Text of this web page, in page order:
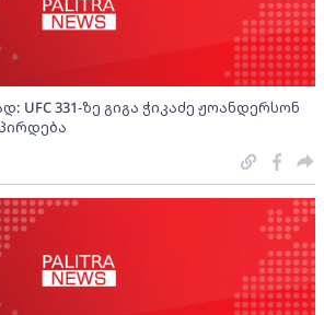
UFC 331-ზე გიგა ჭიკაძე ჟოანდერსონ